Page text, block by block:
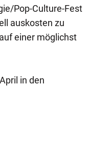
Pop-Culture-Fest
auskosten zu
einer möglichst
in den